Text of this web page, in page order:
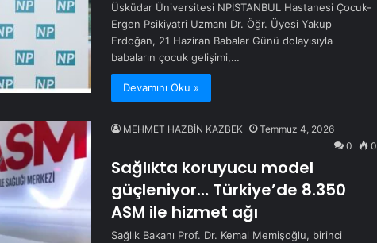
Üsküdar Üniversitesi NPİSTANBUL Hastanesi Çocuk-
Ergen Psikiyatri Uzmanı Dr. Öğr. Üyesi Yakup
Erdoğan, 21 Haziran Babalar Günü dolayısıyla
babaların çocuk gelişimi,…
Devamını Oku »
MEHMET HAZBİN KAZBEK
Temmuz 4, 2026
0
0
Sağlıkta koruyucu model
güçleniyor… Türkiye’de 8.350
ASM ile hizmet ağı
Sağlık Bakanı Prof. Dr. Kemal Memişoğlu, birinci